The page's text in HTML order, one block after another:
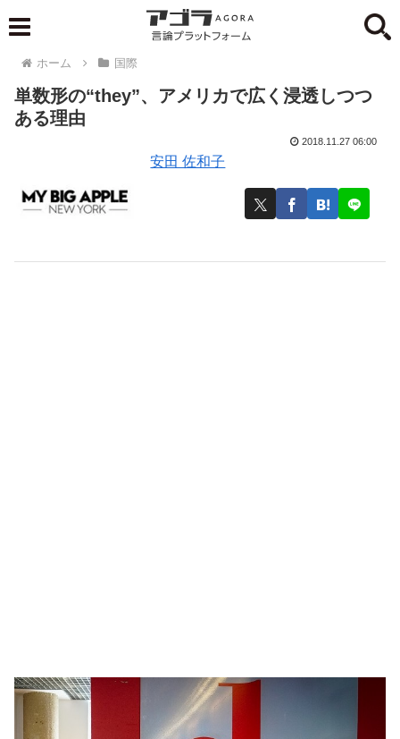
ホーム 国際
単数形の“they”、アメリカで広く浸透しつつ
ある理由
安田 佐和子
2018.11.27 06:00